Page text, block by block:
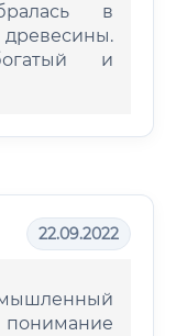
в
и
22.09.2022